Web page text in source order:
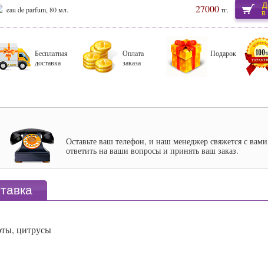
eau de parfum, 80 мл. 27000тг.
в
Бесплатная
доставка
Оплата
заказа
Подарок
Оставьте ваш телефон, и наш менеджер свяжется с
ответить на ваши вопросы и принять ваш заказ.
цитрусы